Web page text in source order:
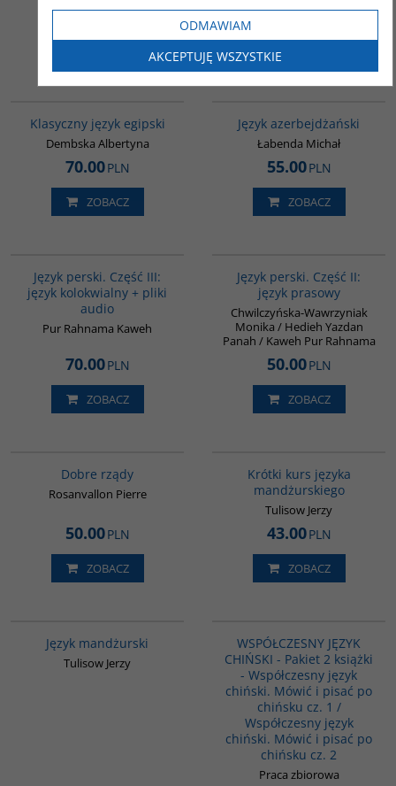
58.00PLN 48.00PLN
G147
Klasyczny język egipski
Dembska Albertyna
70.00PLN
ZOBACZ
G1215
Język azerbejdżański
Łabenda Michał
55.00PLN
ZOBACZ
Język perski. Część III:
język kolokwialny + pliki
audio
Pur Rahnama Kaweh
70.00PLN
ZOBACZ
Język perski. Część II:
język prasowy
Chwilczyńska-Wawrzyniak
Monika / Hedieh Yazdan
Panah / Kaweh Pur Rahnama
50.00PLN
ZOBACZ
Dobre rządy
Rosanvallon Pierre
50.00PLN
ZOBACZ
Krótki kurs języka
mandżurskiego
Tulisow Jerzy
43.00PLN
ZOBACZ
Język mandżurski
Tulisow Jerzy
WSPÓŁCZESNY JĘZYK
CHIŃSKI - Pakiet 2 książki
- Współczesny język
chiński. Mówić i pisać po
chińsku cz. 1 /
Współczesny język
chiński. Mówić i pisać po
chińsku cz. 2
Praca zbiorowa
ODMAWIAM
AKCEPTUJĘ WSZYSTKIE